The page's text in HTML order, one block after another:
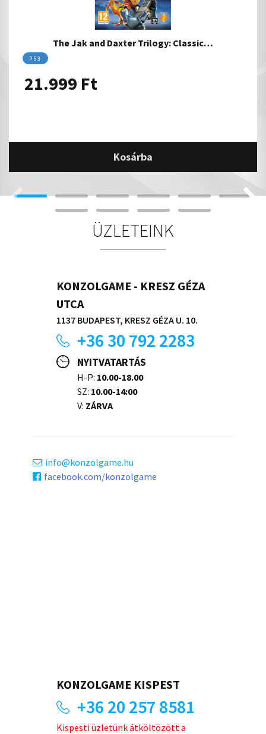
The Jak and Daxter Trilogy: Classic…
PS3
21.999 Ft
Kosárba
ÜZLETEINK
KONZOLGAME - KRESZ GÉZA
UTCA
1137 BUDAPEST, KRESZ GÉZA U. 10.
+36 30 792 2283
NYITVATARTÁS
H-P: 10.00-18.00
SZ: 10.00-14:00
V: ZÁRVA
info
konzolgame.hu
facebook.com/konzolgame
KONZOLGAME KISPEST
+36 20 257 8581
Kispesti üzletünk átköltözött a